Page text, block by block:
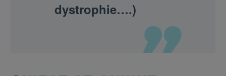
dystrophie….)